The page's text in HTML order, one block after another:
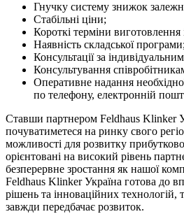
Гнучку систему знижок
Стабільні ціни;
Короткі терміни виготовлення
Наявність складської програми;
Консультації за
Консультування
Оперативне надання
по телефону, електронній
Ставши партнером Feldhaus Klinker
почуватиметеся на ринку свого
можливості для розвитку
орієнтовані на високий рівень
безперервне зростання як нашої
Feldhaus Klinker Україна готова до
рішень та інноваційних
завжди передбачає розвиток.